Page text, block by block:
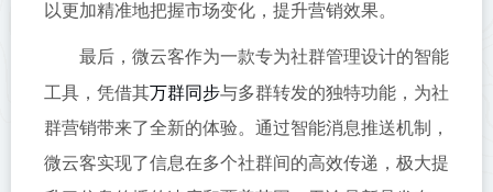
以更加精准地把握市场变化，提升营销效果。
最后，微云客作为一款专为社群管理设计的智能
工具，凭借其万群同步与多群转发的独特功能，为社
群营销带来了全新的体验。通过智能消息推送机制，
微云客实现了信息在多个社群间的高效传递，极大提